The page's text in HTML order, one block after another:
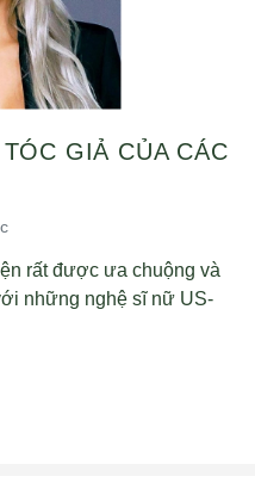
GIẢ CỦA CÁC
rất được ưa chuộng và
những nghệ sĩ nữ US-